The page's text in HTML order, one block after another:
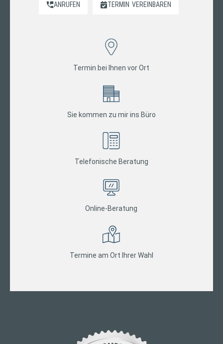
ANRUFEN TERMIN VEREINBAREN
Termin bei Ihnen vor Ort
Sie kommen zu mir ins Büro
Telefonische Beratung
Online-Beratung
Termine am Ort Ihrer Wahl